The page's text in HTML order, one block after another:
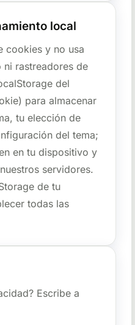
local
cookies y no usa
ni rastreadores de
del
para almacenar
tu elección de
del tema;
en tu dispositivo y
servidores.
de tu
todas las
Escribe a